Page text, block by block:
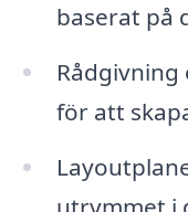
baserat på
för att